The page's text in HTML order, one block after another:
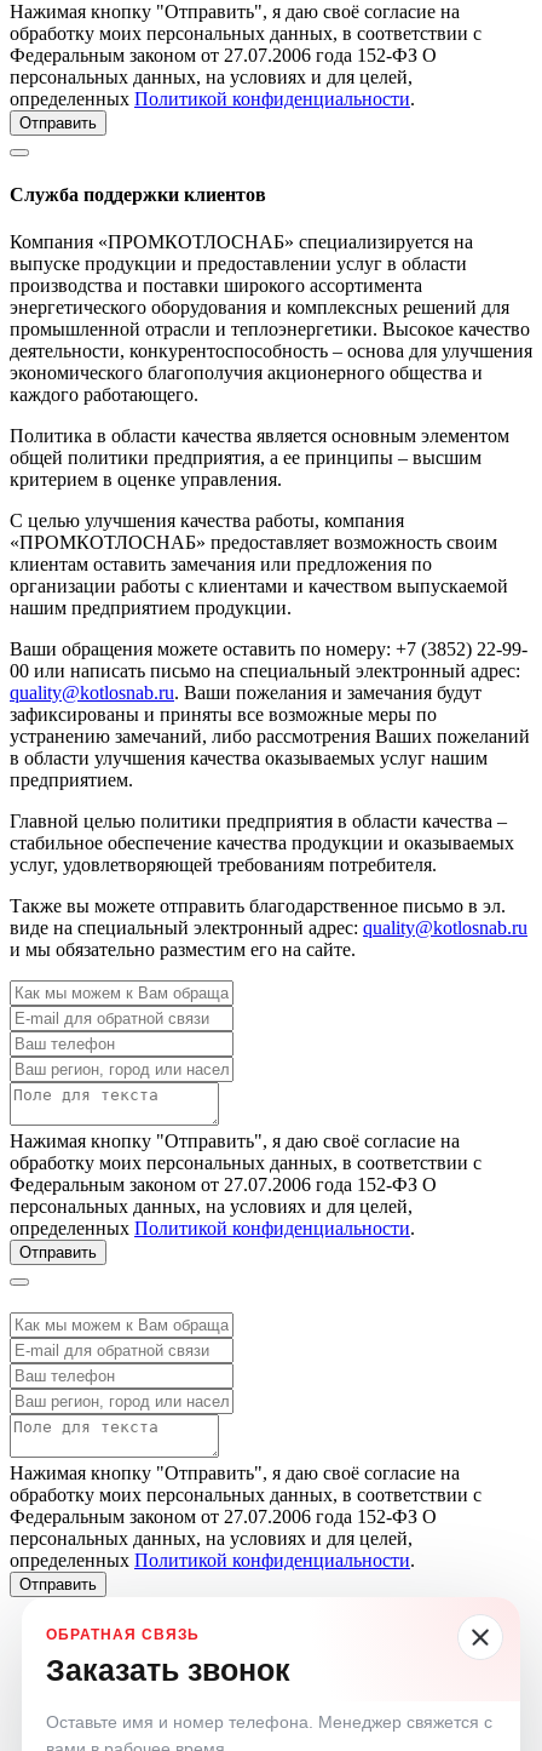
Нажимая кнопку "Отправить", я даю своё согласие на
обработку моих персональных данных, в соответствии с
Федеральным законом от 27.07.2006 года 152-ФЗ О
персональных данных, на условиях и для целей,
определенных Политикой конфиденциальности.
Отправить
Служба поддержки клиентов
Компания «ПРОМКОТЛОСНАБ» специализируется на
выпуске продукции и предоставлении услуг в области
производства и поставки широкого ассортимента
энергетического оборудования и комплексных решений для
промышленной отрасли и теплоэнергетики. Высокое качество
деятельности, конкурентоспособность – основа для улучшения
экономического благополучия акционерного общества и
каждого работающего.
Политика в области качества является основным элементом
общей политики предприятия, а ее принципы – высшим
критерием в оценке управления.
С целью улучшения качества работы, компания
«ПРОМКОТЛОСНАБ» предоставляет возможность своим
клиентам оставить замечания или предложения по
организации работы с клиентами и качеством выпускаемой
нашим предприятием продукции.
Ваши обращения можете оставить по номеру: +7 (3852) 22-99-
00 или написать письмо на специальный электронный адрес:
quality@kotlosnab.ru. Ваши пожелания и замечания будут
зафиксированы и приняты все возможные меры по
устранению замечаний, либо рассмотрения Ваших пожеланий
в области улучшения качества оказываемых услуг нашим
предприятием.
Главной целью политики предприятия в области качества –
стабильное обеспечение качества продукции и оказываемых
услуг, удовлетворяющей требованиям потребителя.
Также вы можете отправить благодарственное письмо в эл.
виде на специальный электронный адрес: quality@kotlosnab.ru
и мы обязательно разместим его на сайте.
Нажимая кнопку "Отправить", я даю своё согласие на
обработку моих персональных данных, в соответствии с
Федеральным законом от 27.07.2006 года 152-ФЗ О
персональных данных, на условиях и для целей,
определенных Политикой конфиденциальности.
Отправить
Нажимая кнопку "Отправить", я даю своё согласие на
обработку моих персональных данных, в соответствии с
Федеральным законом от 27.07.2006 года 152-ФЗ О
персональных данных, на условиях и для целей,
определенных Политикой конфиденциальности.
Отправить
Заказать звонок
Оставьте имя и номер телефона. Менеджер свяжется с